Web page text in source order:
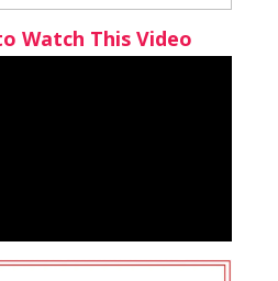
Watch This Video